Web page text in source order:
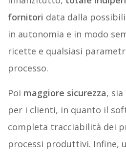
fornitori data dalla
in autonomia e in modo
ricette e qualsiasi
processo.
Poi maggiore sicurezza,
per i clienti, in quanto il
completa tracciabilità dei
processi produttivi. Infine,